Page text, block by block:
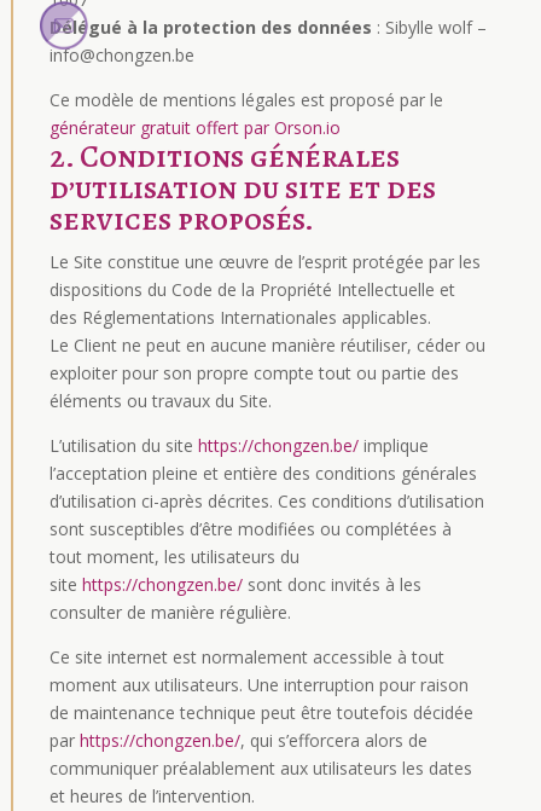
Délégué à la protection des données : Sibylle wolf –
info@chongzen.be
Ce modèle de mentions légales est proposé par le
générateur gratuit offert par Orson.io
2. Conditions générales
d’utilisation du site et des
services proposés.
Le Site constitue une œuvre de l’esprit protégée par les
dispositions du Code de la Propriété Intellectuelle et
des Réglementations Internationales applicables.
Le Client ne peut en aucune manière réutiliser, céder ou
exploiter pour son propre compte tout ou partie des
éléments ou travaux du Site.
L’utilisation du site https://chongzen.be/implique
l’acceptation pleine et entière des conditions générales
d’utilisation ci-après décrites. Ces conditions d’utilisation
sont susceptibles d’être modifiées ou complétées à
tout moment, les utilisateurs du
site https://chongzen.be/sont donc invités à les
consulter de manière régulière.
Ce site internet est normalement accessible à tout
moment aux utilisateurs. Une interruption pour raison
de maintenance technique peut être toutefois décidée
par https://chongzen.be/, qui s’efforcera alors de
communiquer préalablement aux utilisateurs les dates
et heures de l’intervention.